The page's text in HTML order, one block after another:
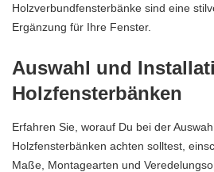
Holzverbundfensterbänke sind eine
Ergänzung für Ihre Fenster.
Auswahl und
Holzfensterbänken
Erfahren Sie, worauf Du bei der
Holzfensterbänken achten solltest,
Maße, Montagearten und